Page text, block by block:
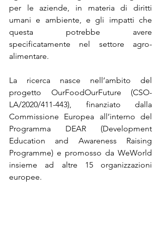
per le aziende, in materia di diritti
umani e ambiente, e gli impatti che
questa potrebbe avere
specificatamente nel settore agro-
alimentare.
La ricerca nasce nell’ambito del
progetto OurFoodOurFuture (CSO-
LA/2020/411-443), finanziato dalla
Commissione Europea all’interno del
Programma DEAR (Development
Education and Awareness Raising
Programme) e promosso da WeWorld
insieme ad altre 15 organizzazioni
europee.